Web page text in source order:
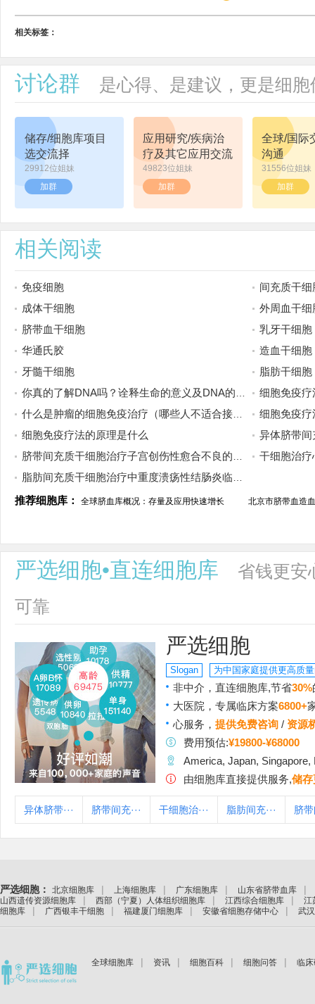
相关标签：
讨论群 是心得、是建议，更是细
储存/细胞库项目
选交流择
29912位姐妹
加群
应用研究/疾病治
疗及其它应用交流
49823位姐妹
加群
全球/国际
沟通
31556位姐妹
加群
相关阅读
免疫细胞
间充质干细
成体干细胞
外周血干细
脐带血干细胞
乳牙干细胞
华通氏胶
造血干细胞
牙髓干细胞
脂肪干细胞
你真的了解DNA吗？诠释生命的意义及DNA的前世今生
细胞免疫
什么是肿瘤的细胞免疫治疗（哪些人不适合接受免疫治疗）
细胞免疫
细胞免疫疗法的原理是什么
异体脐带间充质
脐带间充质干细胞治疗子宫创伤性愈合不良的临床研究
干细胞治
脂肪间充质干细胞治疗中重度溃疡性结肠炎临床研究
推荐细胞库：
全球脐血库概况：存量及应用快速增长 北京市脐带血造
严选细胞•直连细胞库
省钱更安
可靠
严选细胞
Slogan 为中国家庭提供更高质
非中介，直连细胞库,节省30%
大医院，专属临床方案6800+
心服务， 提供免费咨询 / 资源
费用预估:¥19800-¥68000
America, Japan, Singapore,
由细胞库直接提供服务,储存
异体脐带··· 脐带间充··· 干细胞治··· 脂肪间充··· 脐带
严选细胞： 北京细胞库 | 上海细胞库 | 广东细胞库 | 山东省脐带血库 |
山西遗传资源细胞库 | 西部（宁夏）人体组织细胞库 | 江西综合细胞库 |
江
细胞库
| 广西银丰干细胞 | 福建厦门细胞库 | 安徽省细胞存储中心 | 武
全球细胞库 | 资讯 | 细胞百科 | 细胞问答 | 临